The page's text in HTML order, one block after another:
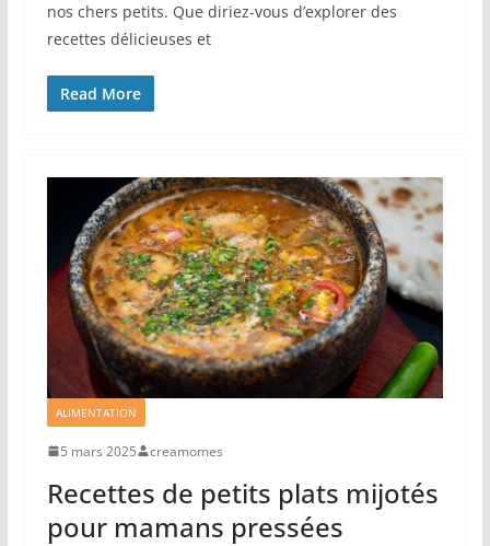
nos chers petits. Que diriez-vous d’explorer des
recettes délicieuses et
Read More
ALIMENTATION
5 mars 2025 creamomes
Recettes de petits plats mijotés
pour mamans pressées